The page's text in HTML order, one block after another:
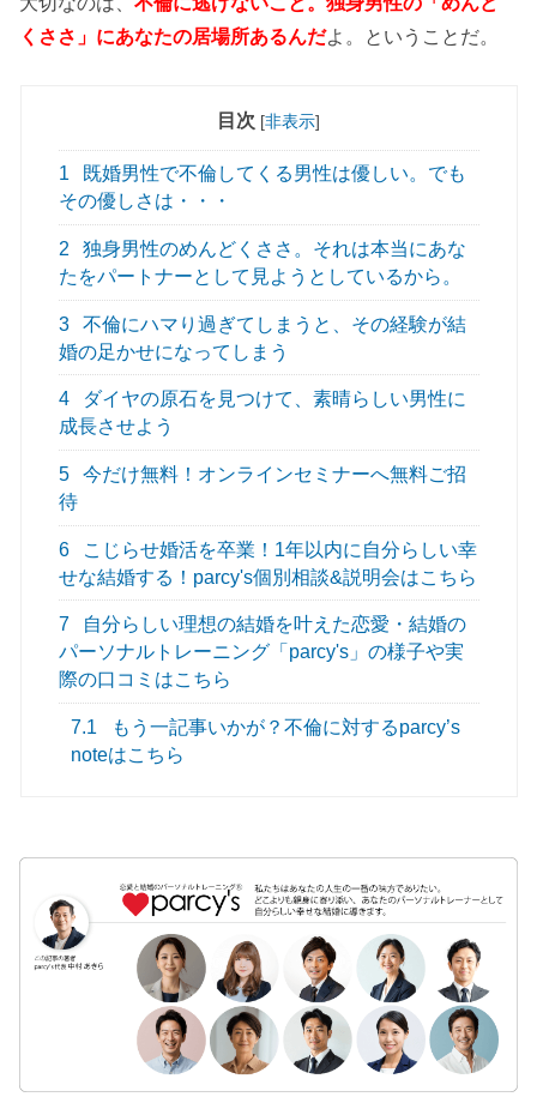
くささ」にあなたの居場所あるんだよ。ということだ。
目次 [非表示]
1
既婚男性で不倫してくる男性は優しい。でも
その優しさは・・・
2
独身男性のめんどくささ。それは本当にあな
たをパートナーとして見ようとしているから。
3
不倫にハマり過ぎてしまうと、その経験が結
婚の足かせになってしまう
4
ダイヤの原石を見つけて、素晴らしい男性に
成長させよう
5
今だけ無料！オンラインセミナーへ無料ご招
待
6
こじらせ婚活を卒業！1年以内に自分らしい幸
せな結婚する！parcy's個別相談&説明会はこちら
7
自分らしい理想の結婚を叶えた恋愛・結婚の
パーソナルトレーニング「parcy's」の様子や実
際の口コミはこちら
7.1
もう一記事いかが？不倫に対するparcy’s
noteはこちら